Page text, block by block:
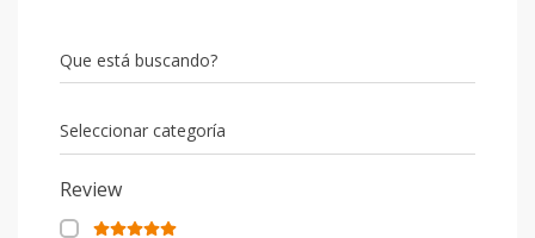
Que está buscando?
Seleccionar categoría
Review